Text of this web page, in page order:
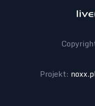
Projekt: